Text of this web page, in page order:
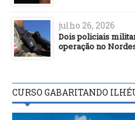
julho 26, 2026
Dois policiais
operação no
CURSO GABARITANDO